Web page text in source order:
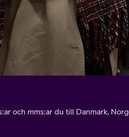
och mms:ar du till Danmark,